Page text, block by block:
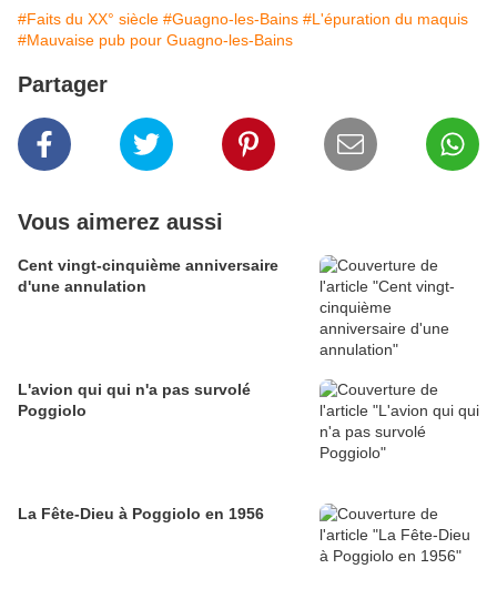
#Faits du XX° siècle #Guagno-les-Bains #L'épuration du maquis
#Mauvaise pub pour Guagno-les-Bains
Partager
Vous aimerez aussi
Cent vingt-cinquième anniversaire
d'une annulation
L'avion qui qui n'a pas survolé
Poggiolo
La Fête-Dieu à Poggiolo en 1956